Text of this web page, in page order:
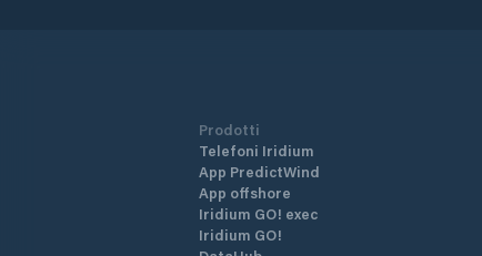
Prodotti
Telefoni Iridium
App PredictWind
App offshore
Iridium GO! exec
Iridium GO!